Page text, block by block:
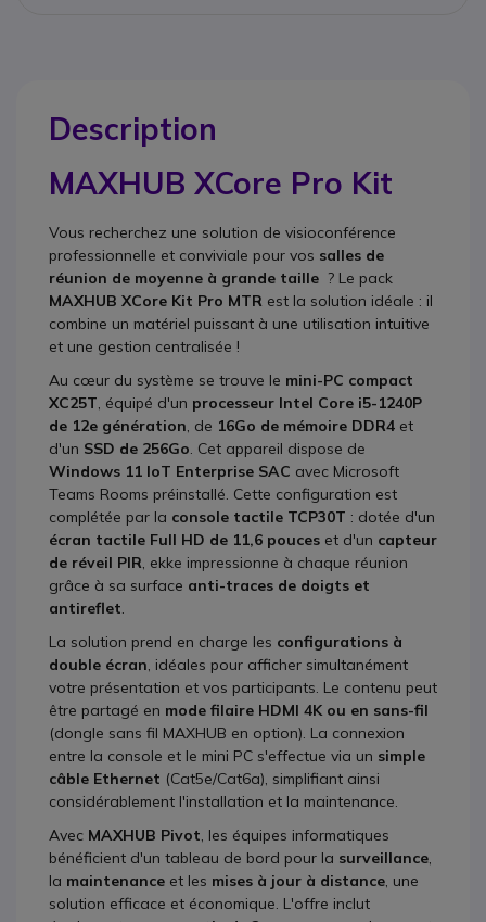
Description
MAXHUB XCore Pro Kit
Vous recherchez une solution de visioconférence
professionnelle et conviviale pour vos salles de
réunion de moyenne à grande taille ? Le pack
MAXHUB XCore Kit Pro MTR est la solution idéale : il
combine un matériel puissant à une utilisation intuitive
et une gestion centralisée !
Au cœur du système se trouve le mini-PC compact
XC25T, équipé d'un processeur Intel Core i5-1240P
de 12e génération, de 16Go de mémoire DDR4 et
d'un SSD de 256Go. Cet appareil dispose de
Windows 11 IoT Enterprise SAC avec Microsoft
Teams Rooms préinstallé. Cette configuration est
complétée par la console tactile TCP30T : dotée d'un
écran tactile Full HD de 11,6 pouces et d'un capteur
de réveil PIR, ekke impressionne à chaque réunion
grâce à sa surface anti-traces de doigts et
antireflet.
La solution prend en charge les configurations à
double écran, idéales pour afficher simultanément
votre présentation et vos participants. Le contenu peut
être partagé en mode filaire HDMI 4K ou en sans-fil
(dongle sans fil MAXHUB en option). La connexion
entre la console et le mini PC s'effectue via un simple
câble Ethernet (Cat5e/Cat6a), simplifiant ainsi
considérablement l'installation et la maintenance.
Avec MAXHUB Pivot, les équipes informatiques
bénéficient d'un tableau de bord pour la surveillance,
la maintenance et les mises à jour à distance, une
solution efficace et économique. L'offre inclut